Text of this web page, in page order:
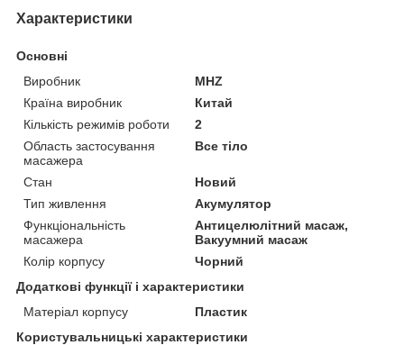
Характеристики
Основні
Виробник
MHZ
Країна виробник
Китай
Кількість режимів роботи
2
Область застосування
масажера
Все тіло
Стан
Новий
Тип живлення
Акумулятор
Функціональність
масажера
Антицелюлітний масаж,
Вакуумний масаж
Колір корпусу
Чорний
Додаткові функції і характеристики
Матеріал корпусу
Пластик
Користувальницькі характеристики